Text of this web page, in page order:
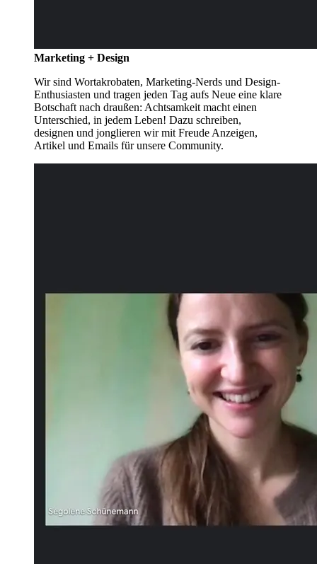
Marketing + Design
Wir sind Wortakrobaten, Marketing-Nerds und Design-
Enthusiasten und tragen jeden Tag aufs Neue eine klare
Botschaft nach draußen: Achtsamkeit macht einen
Unterschied, in jedem Leben! Dazu schreiben,
designen und jonglieren wir mit Freude Anzeigen,
Artikel und Emails für unsere Community.